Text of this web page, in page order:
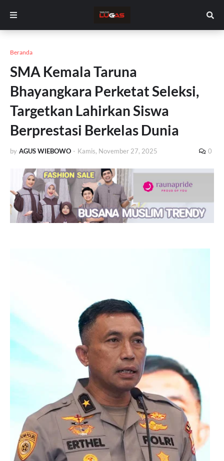
Beranda
SMA Kemala Taruna
Bhayangkara Perketat Seleksi,
Targetkan Lahirkan Siswa
Berprestasi Berkelas Dunia
by AGUS WIEBOWO - Kamis, November 27, 2025 0